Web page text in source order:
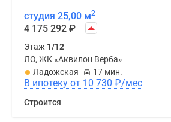
студия 25,00 м2
4 175 292 ₽
Этаж 1/12
ЛО, ЖК «Аквилон Верба»
Ладожская
17 мин.
В ипотеку от 10 730 ₽/мес
Строится